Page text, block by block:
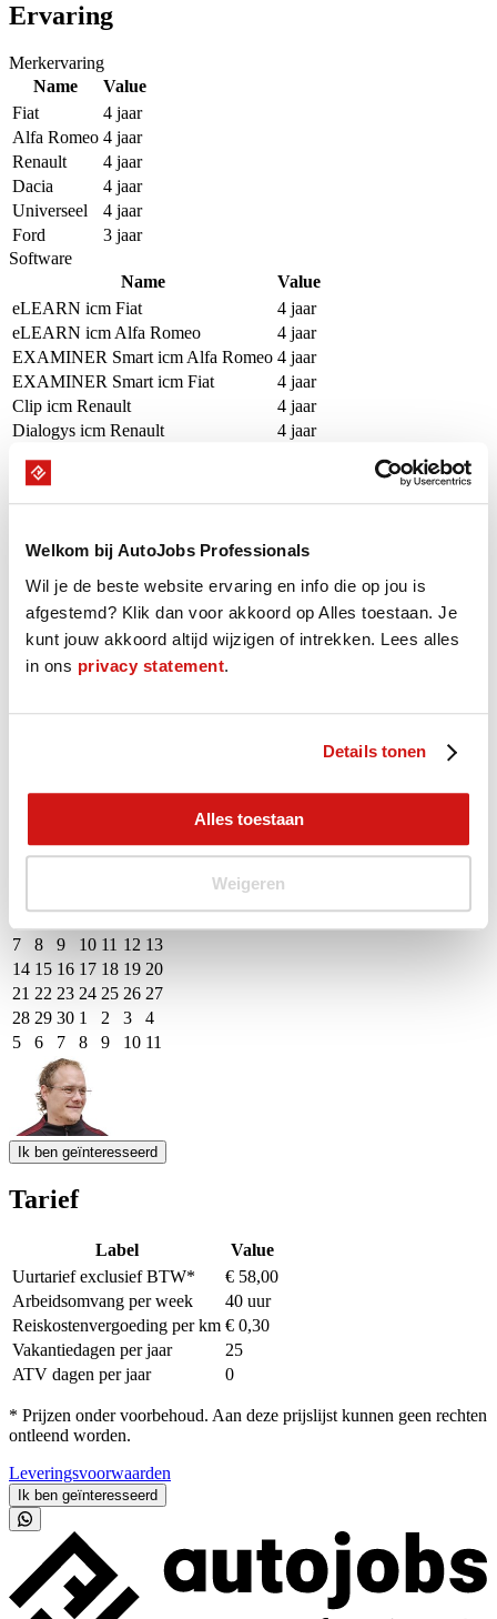
Welkom bij AutoJobs Professionals
Wil je de beste website ervaring en info die op jou is
afgestemd? Klik dan voor akkoord op Alles toestaan. Je
kunt jouw akkoord altijd wijzigen of intrekken. Lees alles
in ons privacy statement.
Details tonen
Alles toestaan
Weigeren
Ervaring
Merkervaring
Name
Value
Fiat
4 jaar
Alfa Romeo 4 jaar
Renault
4 jaar
Dacia
4 jaar
Universeel
4 jaar
Ford
3 jaar
Software
Name
Value
eLEARN icm Fiat
4 jaar
eLEARN icm Alfa Romeo
4 jaar
EXAMINER Smart icm Alfa Romeo 4 jaar
EXAMINER Smart icm Fiat
4 jaar
Clip icm Renault
4 jaar
Dialogys icm Renault
4 jaar
Renault.net icm Renault
Bosch KTS icm Universeel
3 jaar
Beschikbaarheid
Onze Professional is de komende 16 weken beschikbaar op groen
gemarkeerde dagen.
augustus - september 2026
10 11 12 13 14 15 16
24 25 26 27 28 29 30
7
8 9 10 11 12 13
14 15 16 17 18 19 20
21 22 23 24 25 26 27
28 29 30 1 2 3
4
5
6 7 8 9 10 11
Event Date, augustus - september 2026
Ik ben geïnteresseerd
Tarief
Label
Value
Uurtarief exclusief BTW*
€ 58,00
Arbeidsomvang per week
40 uur
Reiskostenvergoeding per km € 0,30
Vakantiedagen per jaar
25
ATV dagen per jaar
0
* Prijzen onder voorbehoud. Aan deze prijslijst kunnen geen rechten
ontleend worden.
Leveringsvoorwaarden
Ik ben geïnteresseerd